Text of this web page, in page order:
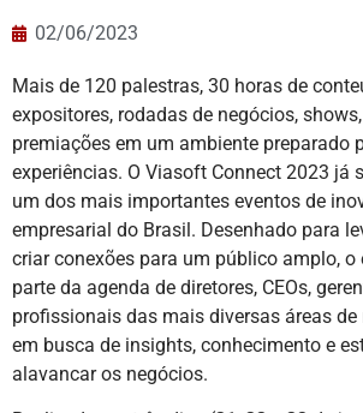
02/06/2023
Mais de 120 palestras, 30 horas de
expositores, rodadas de negócios,
premiações em um ambiente preparado
experiências. O Viasoft Connect 2023 já
um dos mais importantes eventos de
empresarial do Brasil. Desenhado para
criar conexões para um público amplo,
parte da agenda de diretores, CEOs,
profissionais das mais diversas áreas
em busca de insights, conhecimento e
alavancar os negócios.